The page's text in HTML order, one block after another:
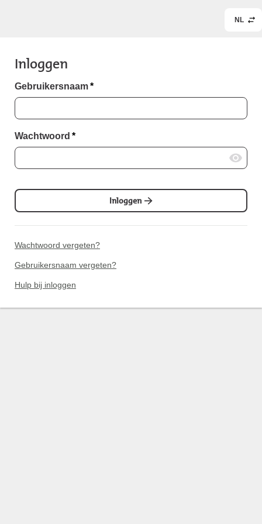
NL
Inloggen
Gebruikersnaam*
Wachtwoord *
Inloggen
Wachtwoord vergeten?
Gebruikersnaam vergeten?
Hulp bij inloggen